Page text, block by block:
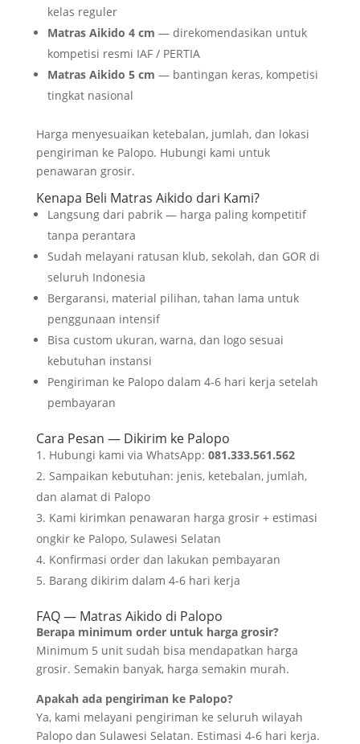
kelas reguler
Matras Aikido 4 cm — direkomendasikan untuk
kompetisi resmi IAF / PERTIA
Matras Aikido 5 cm — bantingan keras, kompetisi
tingkat nasional
Harga menyesuaikan ketebalan, jumlah, dan lokasi
pengiriman ke Palopo. Hubungi kami untuk
penawaran grosir.
Kenapa Beli Matras Aikido dari Kami?
Langsung dari pabrik — harga paling kompetitif
tanpa perantara
Sudah melayani ratusan klub, sekolah, dan GOR di
seluruh Indonesia
Bergaransi, material pilihan, tahan lama untuk
penggunaan intensif
Bisa custom ukuran, warna, dan logo sesuai
kebutuhan instansi
Pengiriman ke Palopo dalam 4-6 hari kerja setelah
pembayaran
Cara Pesan — Dikirim ke Palopo
Hubungi kami via WhatsApp: 081.333.561.562
Sampaikan kebutuhan: jenis, ketebalan, jumlah,
dan alamat di Palopo
Kami kirimkan penawaran harga grosir + estimasi
ongkir ke Palopo, Sulawesi Selatan
Konfirmasi order dan lakukan pembayaran
Barang dikirim dalam 4-6 hari kerja
FAQ — Matras Aikido di Palopo
Berapa minimum order untuk harga grosir?
Minimum 5 unit sudah bisa mendapatkan harga
grosir. Semakin banyak, harga semakin murah.
Apakah ada pengiriman ke Palopo?
Ya, kami melayani pengiriman ke seluruh wilayah
Palopo dan Sulawesi Selatan. Estimasi 4-6 hari kerja.